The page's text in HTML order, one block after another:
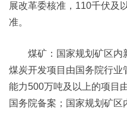
展改革委核准，110千伏及
准。
煤矿：国家规划矿区内
煤炭开发项目由国务院行
能力500万吨及以上的项目
国务院备案；国家规划矿